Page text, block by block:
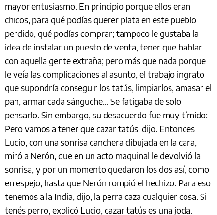
mayor entusiasmo. En principio porque ellos eran
chicos, para qué podías querer plata en este pueblo
perdido, qué podías comprar; tampoco le gustaba la
idea de instalar un puesto de venta, tener que hablar
con aquella gente extraña; pero más que nada porque
le veía las complicaciones al asunto, el trabajo ingrato
que supondría conseguir los tatús, limpiarlos, amasar el
pan, armar cada sánguche… Se fatigaba de solo
pensarlo. Sin embargo, su desacuerdo fue muy tímido:
Pero vamos a tener que cazar tatús, dijo. Entonces
Lucio, con una sonrisa canchera dibujada en la cara,
miró a Nerón, que en un acto maquinal le devolvió la
sonrisa, y por un momento quedaron los dos así, como
en espejo, hasta que Nerón rompió el hechizo. Para eso
tenemos a la India, dijo, la perra caza cualquier cosa. Si
tenés perro, explicó Lucio, cazar tatús es una joda.